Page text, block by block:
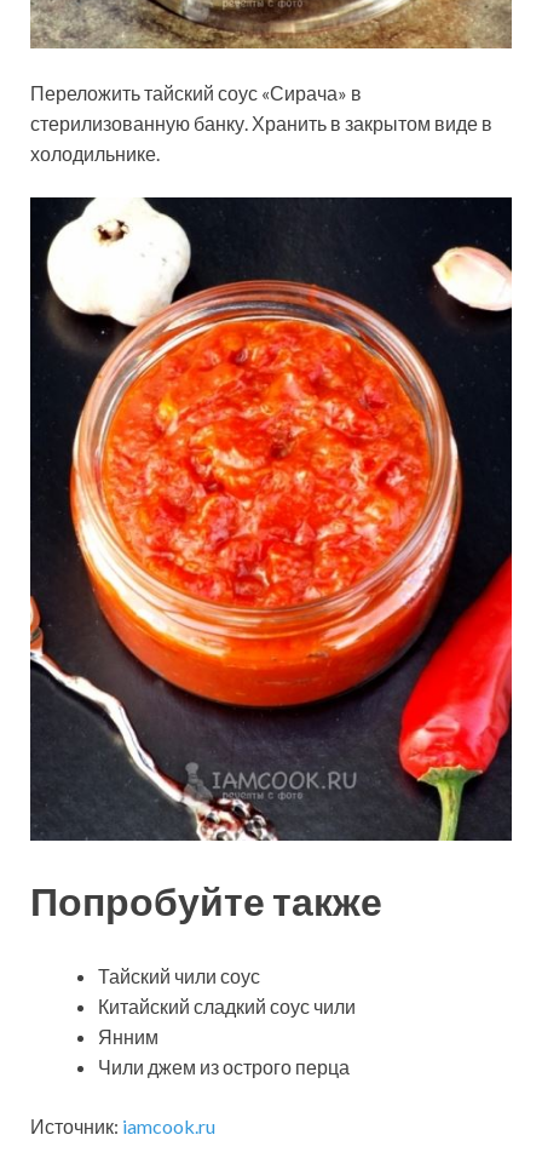
Переложить тайский соус «Сирача» в
стерилизованную банку. Хранить в закрытом виде в
холодильнике.
Попробуйте также
Тайский чили соус
Китайский сладкий соус чили
Янним
Чили джем из острого перца
Источник: iamcook.ru